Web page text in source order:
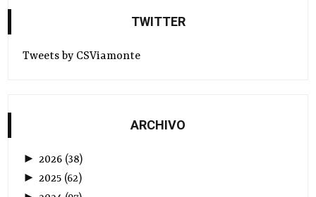
TWITTER
Tweets by CSViamonte
ARCHIVO
► 2026 (38)
►2025 (62)